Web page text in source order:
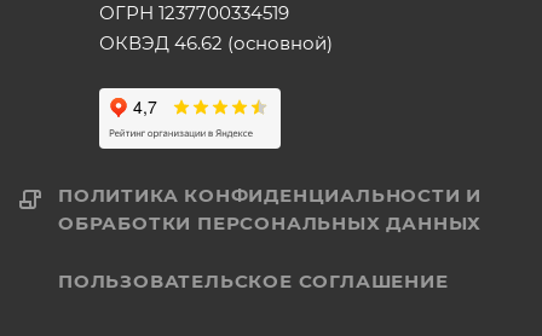
ОГРН 1237700334519
ОКВЭД 46.62 (основной)
ПОЛИТИКА КОНФИДЕНЦИАЛЬНОСТИ И
ОБРАБОТКИ ПЕРСОНАЛЬНЫХ ДАННЫХ
ПОЛЬЗОВАТЕЛЬСКОЕ СОГЛАШЕНИЕ